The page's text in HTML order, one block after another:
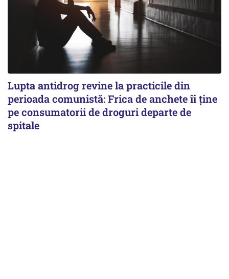
Lupta antidrog revine la practicile din
perioada comunistă: Frica de anchete îi ține
pe consumatorii de droguri departe de
spitale